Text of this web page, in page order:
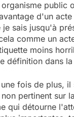
public
d'un
sais jusqu'à
comme un
moins
définition dans
fois de plus,
pertinent sur
qui détourne